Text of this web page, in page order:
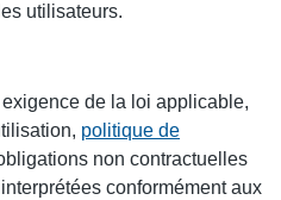
utilisateurs.
de la loi applicable,
politique de
non contractuelles
conformément aux